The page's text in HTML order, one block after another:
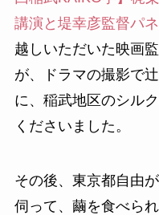
講演と堤幸彦監督パ
越しいただいた映画
が、ドラマの撮影で
に、稲武地区のシル
くださいました。
その後、東京都自由
伺って、繭を食べら